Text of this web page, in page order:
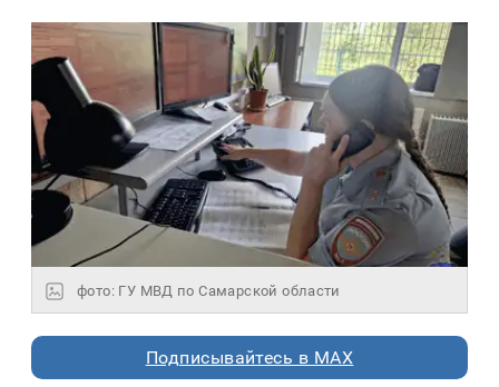
фото: ГУ МВД по Самарской области
Подписывайтесь в MAX